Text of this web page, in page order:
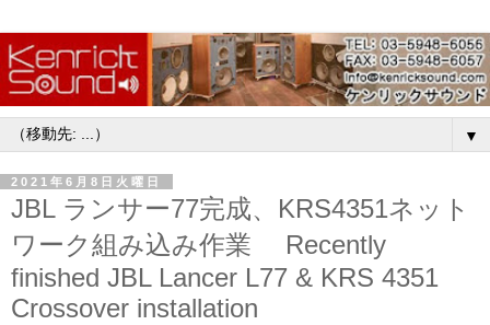
▼
2021年6月8日火曜日
JBL ランサー77完成、KRS4351ネット
ワーク組み込み作業 Recently
finished JBL Lancer L77 & KRS 4351
Crossover installation